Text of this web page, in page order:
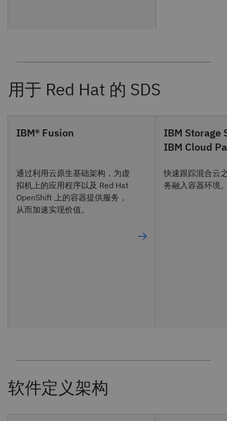
IBM® Fusion
通过利用云原生基础架构，为虚
拟机上的应用程序以及 Red Hat
OpenShift 上的容器提供服务，
从而加速实现价值。
IBM Storage
IBM Cloud
快速跟踪混合云
务融入容器环境